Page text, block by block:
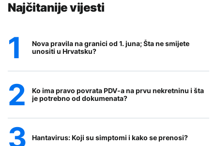
Najčitanije vijesti
Nova pravila na granici od 1. juna; Šta ne smijete
unositi u Hrvatsku?
Ko ima pravo povrata PDV-a na prvu nekretninu i šta
je potrebno od dokumenata?
Hantavirus: Koji su simptomi i kako se prenosi?